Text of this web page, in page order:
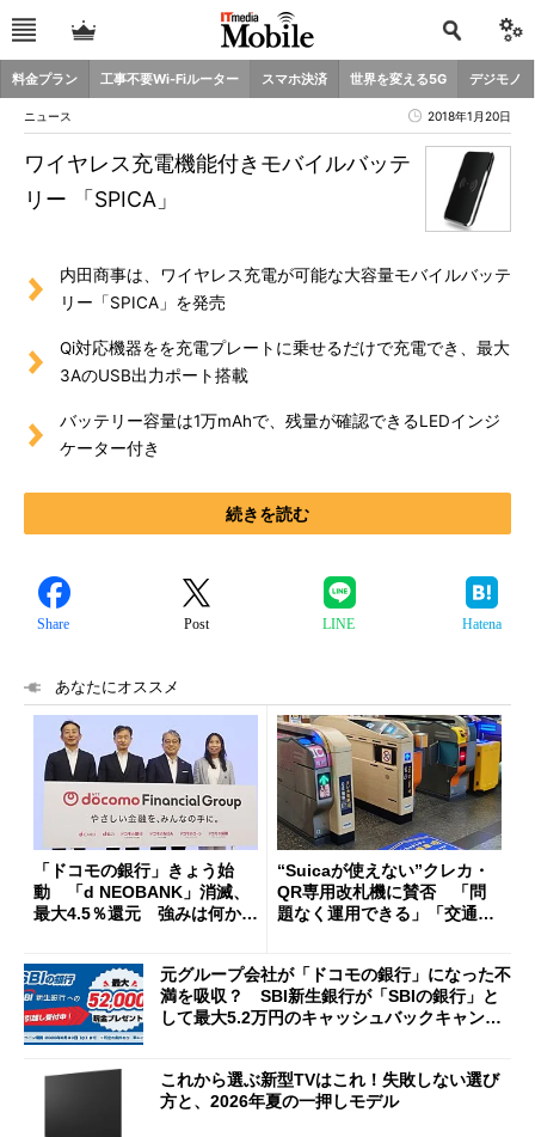
料金プラン 工事不要Wi-Fiルーター スマホ決済 世界を変える5G デジモノ
ニュース 2018年1月20日
ワイヤレス充電機能付きモバイルバッテ
リー 「SPICA」
内田商事は、ワイヤレス充電が可能な大容量モバイルバッテ
リー「SPICA」を発売
Qi対応機器をを充電プレートに乗せるだけで充電でき、最大
3AのUSB出力ポート搭載
バッテリー容量は1万mAhで、残量が確認できるLEDインジ
ケーター付き
続きを読む
Share Post LINE Hatena
あなたにオススメ
「ドコモの銀行」きょう始
動 「d NEOBANK」消滅、
最大4.5％還元 強みは何か解
“Suicaが使えない”クレカ・
QR専用改札機に賛否 「問
題なく運用できる」「交通系I
元グループ会社が「ドコモの銀行」になった不
満を吸収？ SBI新生銀行が「SBIの銀行」と
して最大5.2万円のキャッシュバックキャンペ
これから選ぶ新型TVはこれ！失敗しない選び
方と、2026年夏の一押しモデル